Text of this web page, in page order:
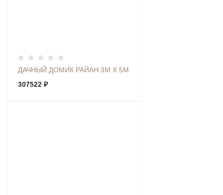
ДАЧНЫЙ ДОМИК РАЙАН 3М Х 5М
307522 ₽